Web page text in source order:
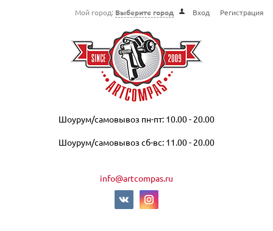
Мой город: Выберите город Вход Регистрация
Шоурум/самовывоз пн-пт: 10.00 - 20.00
Шоурум/самовывоз сб-вс: 11.00 - 20.00
info@artcompas.ru